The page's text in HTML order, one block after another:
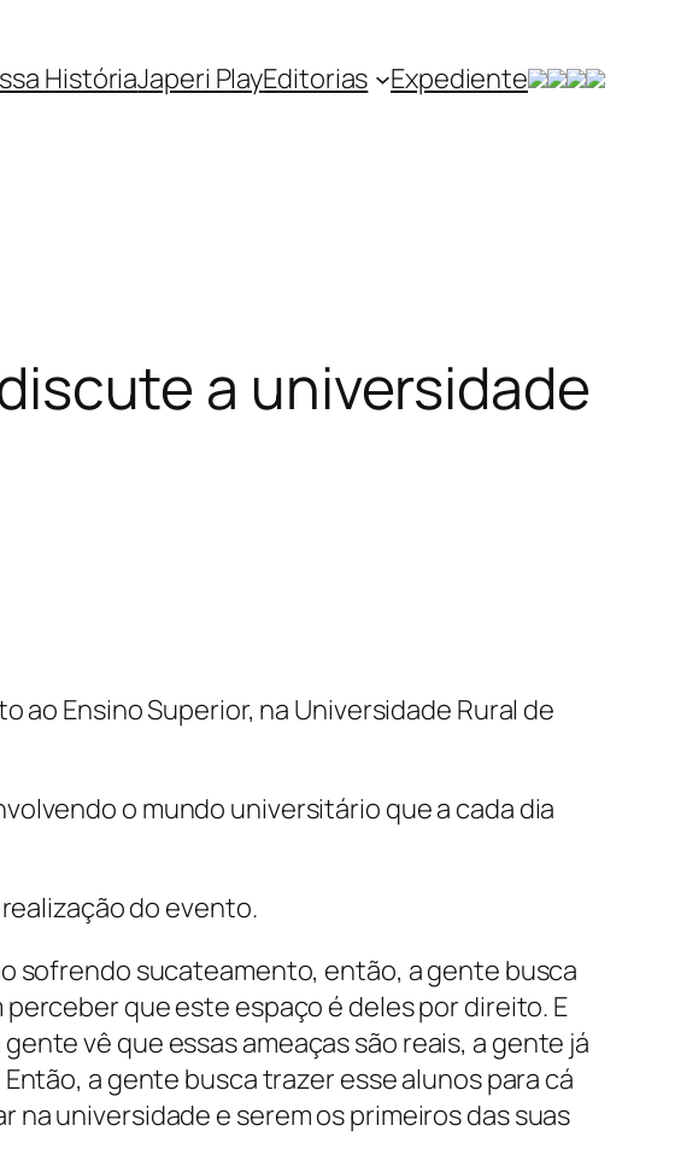
HistóriaJaperi PlayEditorias Expediente
a universidade
Ensino Superior, na Universidade Rural de
o mundo universitário que a cada dia
do evento.
sofrendo sucateamento, então, a gente busca
que este espaço é deles por direito. E
vê que essas ameaças são reais, a gente já
a gente busca trazer esse alunos para cá
na universidade e serem os primeiros das suas